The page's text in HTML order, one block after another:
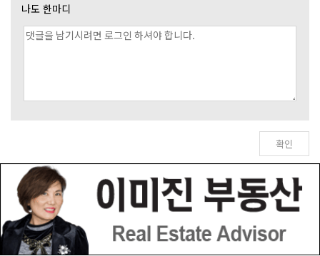
나도 한마디